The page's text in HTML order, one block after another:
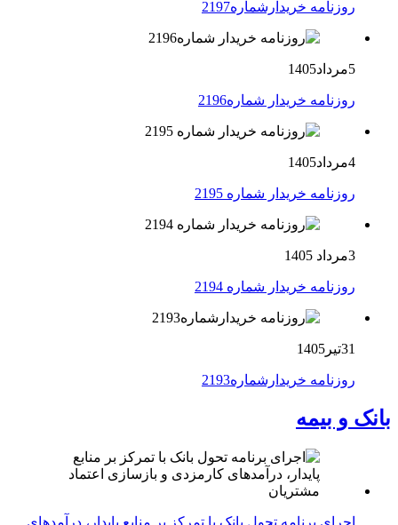
روزنامه خریدارشماره2197
5مرداد1405
روزنامه خریدار شماره2196
4مرداد1405
روزنامه خریدار شماره 2195
3مرداد 1405
روزنامه خریدار شماره 2194
31تیر1405
روزنامه خریدارشماره2193
بانک و بیمه
اجرای برنامه تحول بانک با تمرکز بر منابع پایدار، درآمدهای